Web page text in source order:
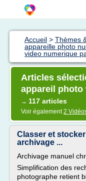
Accueil > Thèmes
appareille photo
video numerique
Articles
appareil photo
→ 117 articles
Voir également2
Classer et
archivage ...
Archivage manuel
Simplification des
photographe retient